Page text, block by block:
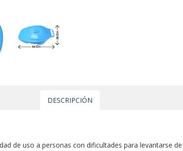
DESCRIPCIÓN
de uso a personas con dificultades para levantarse